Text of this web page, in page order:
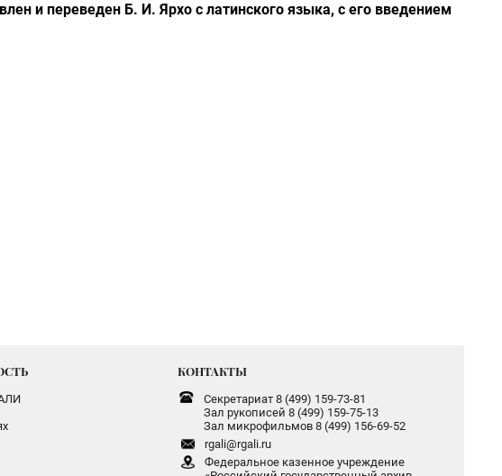
и переведен Б. И. Ярхо с латинского языка, с его введением
КОНТАКТЫ
Секретариат 8 (499) 159-73-81
Зал рукописей 8 (499) 159-75-13
Зал микрофильмов 8 (499) 156-69-52
rgali@rgali.ru
Федеральное казенное учреждение